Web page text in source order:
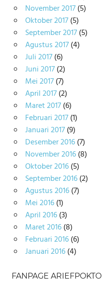
November 2017(5)
Oktober 2017(5)
September 2017(5)
Agustus 2017(4)
Juli 2017(6)
Juni 2017(2)
Mei 2017(7)
April 2017(2)
Maret 2017(6)
Februari 2017(1)
Januari 2017(9)
Desember 2016(7)
November 2016(8)
Oktober 2016(5)
September 2016(2)
Agustus 2016(7)
Mei 2016(1)
April 2016(3)
Maret 2016(8)
Februari 2016(6)
Januari 2016(4)
FANPAGE ARIEFPOKTO